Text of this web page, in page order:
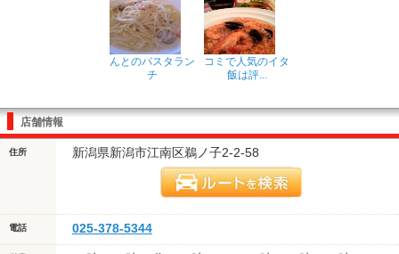
んとのパスタラン
チ
コミで人気のイタ
飯は評...
店舗情報
住所 新潟県新潟市江南区鵜ノ子2-2-58
電話 025-378-5344